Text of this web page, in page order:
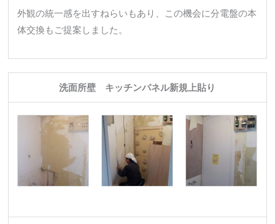
外観の統一感を出すねらいもあり、この機会に分電盤の本
体交換もご提案しました。
洗面所壁 キッチンパネル新規上貼り